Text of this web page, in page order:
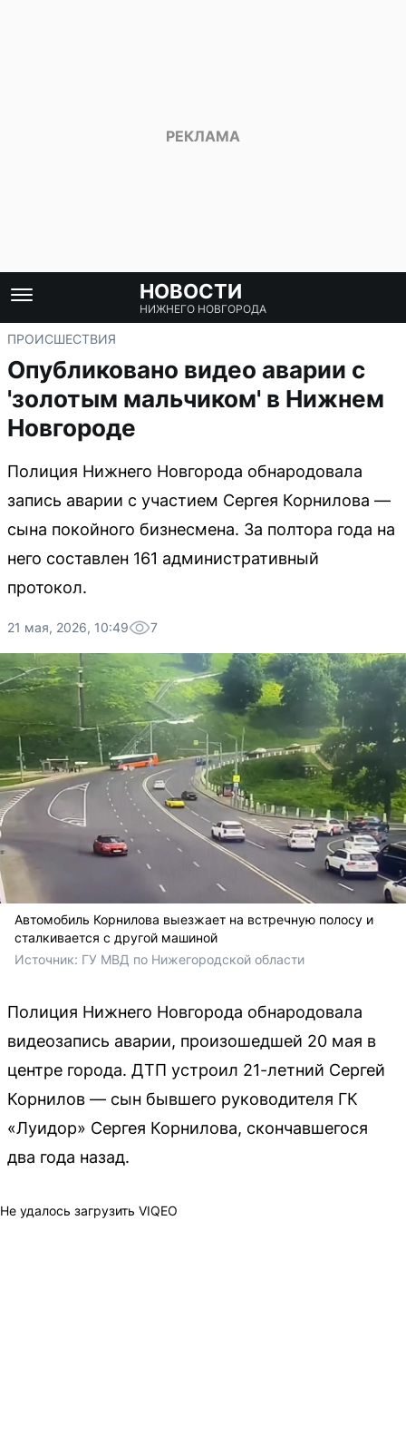
НОВОСТИ
НИЖНЕГО НОВГОРОДА
ПРОИСШЕСТВИЯ
Опубликовано видео аварии с
'золотым мальчиком' в Нижнем
Новгороде
Полиция Нижнего Новгорода обнародовала
запись аварии с участием Сергея Корнилова —
сына покойного бизнесмена. За полтора года на
него составлен 161 административный
протокол.
21 мая, 2026, 10:49 7
Автомобиль Корнилова выезжает на встречную полосу и
сталкивается с другой машиной
Источник: ГУ МВД по Нижегородской области
Полиция Нижнего Новгорода обнародовала
видеозапись аварии, произошедшей 20 мая в
центре города. ДТП устроил 21-летний Сергей
Корнилов — сын бывшего руководителя ГК
«Луидор» Сергея Корнилова, скончавшегося
два года назад.
Не удалось загрузить VIQEO